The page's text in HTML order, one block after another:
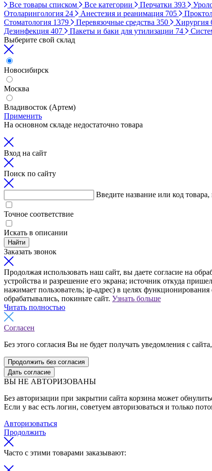
Все товары списком Все категории Перчатки 393
Отоларингология 24 Анестезия и реанимация 705
Стоматология 1379 Перевязочные средства 350 Хирургия
Дезинфекция 407 Пакеты и баки для утилизации 74
Выберите свой склад
Новосибирск
Москва
Владивосток (Артем)
Применить
На основном складе недостаточно товара
Вход на сайт
Поиск по сайту
Введите название или код
Точное соответствие
Искать в описании
Найти
Заказать звонок
Продолжая использовать наш сайт, вы даете согласие на
устройства и разрешение его экрана; источник откуда
нажимает пользователь; ip-адрес) в целях
обрабатывались, покиньте сайт. Узнать больше
Читать полностью
Согласен
Без этого согласия Вы не будет получать уведомления с
Продолжить без согласия
Дать согласие
ВЫ НЕ АВТОРИЗОВАНЫ
Без авторизации при закрытии сайта корзина может
Если у вас есть логин, советуем авторизоваться и только
Авторизоваться
Продолжить
Часто с этими товарами заказывают: